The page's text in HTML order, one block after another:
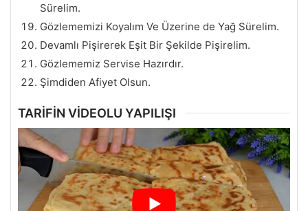
Sürelim.
Gözlememizi Koyalım Ve Üzerine de Yağ Sürelim.
Devamlı Pişirerek Eşit Bir Şekilde Pişirelim.
Gözlememiz Servise Hazırdır.
Şimdiden Afiyet Olsun.
TARİFİN VİDEOLU YAPILIŞI